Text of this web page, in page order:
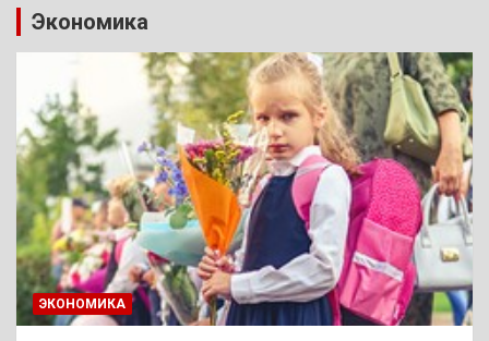
Экономика
ЭКОНОМИКА